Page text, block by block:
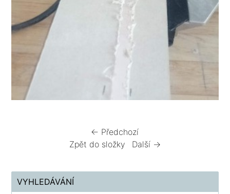
← Předchozí
Zpět do složky
Další →
VYHLEDÁVÁNÍ